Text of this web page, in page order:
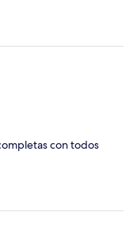
con todos